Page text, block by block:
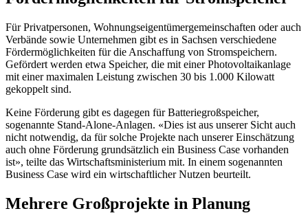
Für Privatpersonen, Wohnungseigentümergemeinschaften oder auch
Verbände sowie Unternehmen gibt es in Sachsen verschiedene
Fördermöglichkeiten für die Anschaffung von Stromspeichern.
Gefördert werden etwa Speicher, die mit einer Photovoltaikanlage
mit einer maximalen Leistung zwischen 30 bis 1.000 Kilowatt
gekoppelt sind.
Keine Förderung gibt es dagegen für Batteriegroßspeicher,
sogenannte Stand-Alone-Anlagen. «Dies ist aus unserer Sicht auch
nicht notwendig, da für solche Projekte nach unserer Einschätzung
auch ohne Förderung grundsätzlich ein Business Case vorhanden
ist», teilte das Wirtschaftsministerium mit. In einem sogenannten
Business Case wird ein wirtschaftlicher Nutzen beurteilt.
Mehrere Großprojekte in Planung